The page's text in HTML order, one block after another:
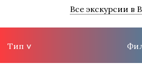
Все экскурсии в
Тип